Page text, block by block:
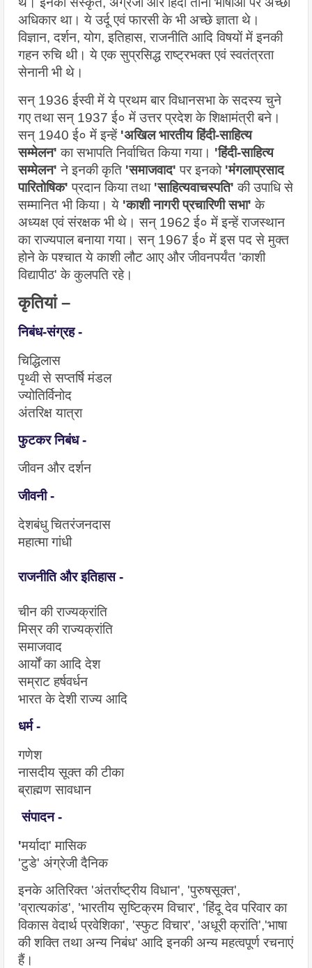
अधिकार था। ये उर्दू एवं फारसी के भी अच्छे ज्ञाता थे।
विज्ञान, दर्शन, योग, इतिहास, राजनीति आदि विषयों में इनकी
गहन रुचि थी। ये एक सुप्रसिद्ध राष्ट्रभक्त एवं स्वतंत्रता
सेनानी भी थे।
सन् 1936 ईस्वी में ये प्रथम बार विधानसभा के सदस्य चुने
गए तथा सन् 1937 ई० में उत्तर प्रदेश के शिक्षामंत्री बने।
सन् 1940 ई० में इन्हें 'अखिल भारतीय हिंदी-साहित्य
सम्मेलन' का सभापति निर्वाचित किया गया। 'हिंदी-साहित्य
सम्मेलन' ने इनकी कृति 'समाजवाद' पर इनको 'मंगलाप्रसाद
पारितोषिक' प्रदान किया तथा 'साहित्यवाचस्पति' की उपाधि से
सम्मानित भी किया। ये 'काशी नागरी प्रचारिणी सभा' के
अध्यक्ष एवं संरक्षक भी थे। सन् 1962 ई० में इन्हें राजस्थान
का राज्यपाल बनाया गया। सन् 1967 ई० में इस पद से मुक्त
होने के पश्चात ये काशी लौट आए और जीवनपर्यंत 'काशी
विद्यापीठ' के कुलपति रहे।
कृतियां –
निबंध-संग्रह -
चिद्धिलास
पृथ्वी से सप्तर्षि मंडल
ज्योतिर्विनोद
अंतरिक्ष यात्रा
फुटकर निबंध -
जीवन और दर्शन
जीवनी -
देशबंधु चितरंजनदास
महात्मा गांधी
राजनीति और इतिहास -
चीन की राज्यक्रांति
मिस्र की राज्यक्रांति
समाजवाद
आर्यों का आदि देश
सम्राट हर्षवर्धन
भारत के देशी राज्य आदि
धर्म -
गणेश
नासदीय सूक्त की टीका
ब्राह्मण सावधान
संपादन -
'मर्यादा' मासिक
'टुडे' अंग्रेजी दैनिक
इनके अतिरिक्त 'अंतर्राष्ट्रीय विधान', 'पुरुषसूक्त',
'व्रात्यकांड', 'भारतीय सृष्टिक्रम विचार', 'हिंदू देव परिवार का
विकास वेदार्थ प्रवेशिका', 'स्फुट विचार', 'अधूरी क्रांति','भाषा
की शक्ति तथा अन्य निबंध' आदि इनकी अन्य महत्वपूर्ण रचनाएं
हैं।